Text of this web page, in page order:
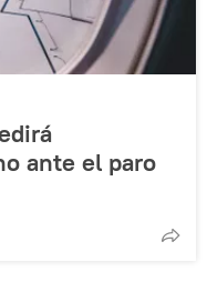
ante el paro